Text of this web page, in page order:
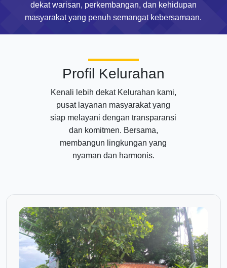
dekat warisan, perkembangan, dan kehidupan
masyarakat yang penuh semangat kebersamaan.
Profil Kelurahan
Kenali lebih dekat Kelurahan kami,
pusat layanan masyarakat yang
siap melayani dengan transparansi
dan komitmen. Bersama,
membangun lingkungan yang
nyaman dan harmonis.